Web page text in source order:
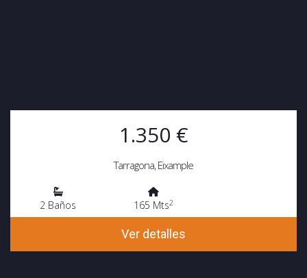
1.350 €
Tarragona, Eixample
2 Baños 165 Mts2
Ver detalles